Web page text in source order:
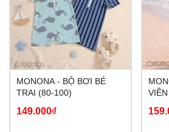
MONONA - BỘ BƠI BÉ
TRAI (80-100)
149.000₫